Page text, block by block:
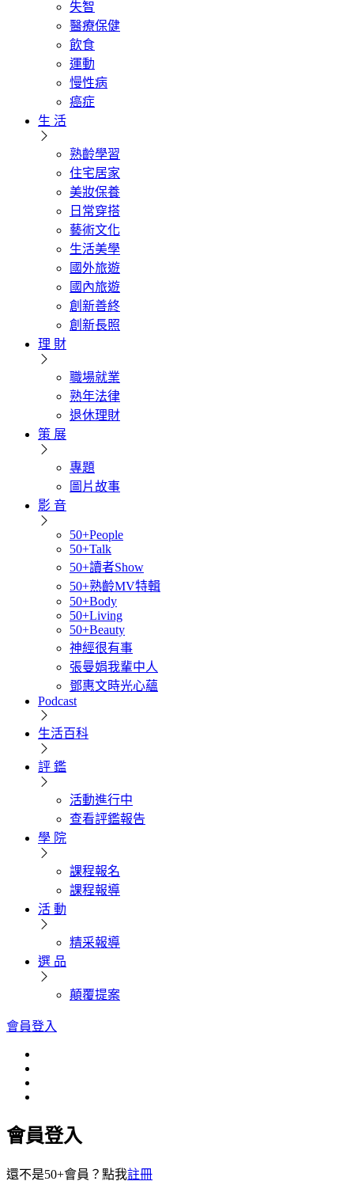
失智
醫療保健
飲食
運動
慢性病
癌症
生 活
熟齡學習
住宅居家
美妝保養
日常穿搭
藝術文化
生活美學
國外旅遊
國內旅遊
創新善終
創新長照
理 財
職場就業
熟年法律
退休理財
策 展
專題
圖片故事
影 音
50+People
50+Talk
50+讀者Show
50+熟齡MV特輯
50+Body
50+Living
50+Beauty
神經很有事
張曼娟我輩中人
鄧惠文時光心蘊
Podcast
生活百科
評 鑑
活動進行中
查看評鑑報告
學 院
課程報名
課程報導
活 動
精采報導
選 品
顛覆提案
會員登入
會員登入
還不是50+會員？點我註冊